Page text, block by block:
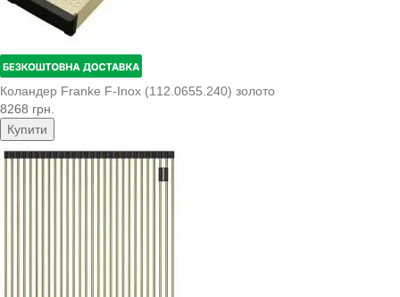
Коландер Franke F-Inox (112.0655.240) золото
8268 грн.
Купити